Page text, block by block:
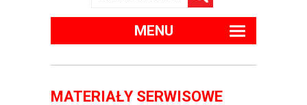
MENU
MATERIAŁY SERWISOWE